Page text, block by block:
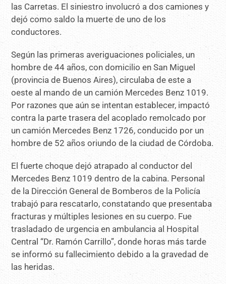
las Carretas. El siniestro involucró a dos camiones y
dejó como saldo la muerte de uno de los
conductores.
Según las primeras averiguaciones policiales, un
hombre de 44 años, con domicilio en San Miguel
(provincia de Buenos Aires), circulaba de este a
oeste al mando de un camión Mercedes Benz 1019.
Por razones que aún se intentan establecer, impactó
contra la parte trasera del acoplado remolcado por
un camión Mercedes Benz 1726, conducido por un
hombre de 52 años oriundo de la ciudad de Córdoba.
El fuerte choque dejó atrapado al conductor del
Mercedes Benz 1019 dentro de la cabina. Personal
de la Dirección General de Bomberos de la Policía
trabajó para rescatarlo, constatando que presentaba
fracturas y múltiples lesiones en su cuerpo. Fue
trasladado de urgencia en ambulancia al Hospital
Central “Dr. Ramón Carrillo”, donde horas más tarde
se informó su fallecimiento debido a la gravedad de
las heridas.